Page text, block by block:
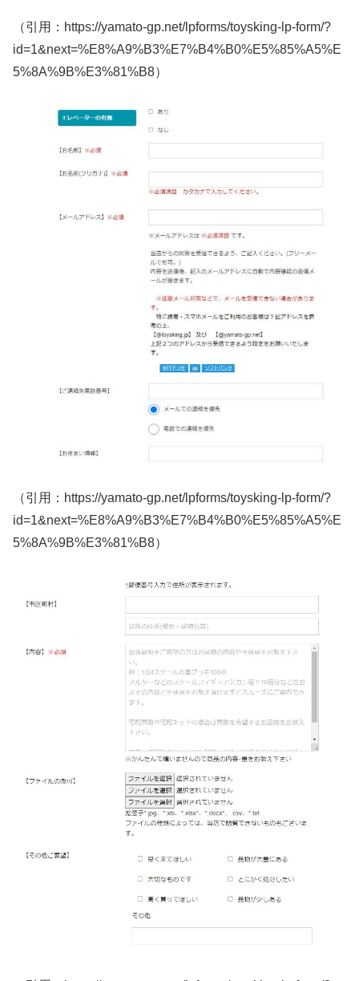
（引用：https://yamato-gp.net/lpforms/toysking-lp-form/?
id=1&next=%E8%A9%B3%E7%B4%B0%E5%85%A5%E
5%8A%9B%E3%81%B8）
（引用：https://yamato-gp.net/lpforms/toysking-lp-form/?
id=1&next=%E8%A9%B3%E7%B4%B0%E5%85%A5%E
5%8A%9B%E3%81%B8）